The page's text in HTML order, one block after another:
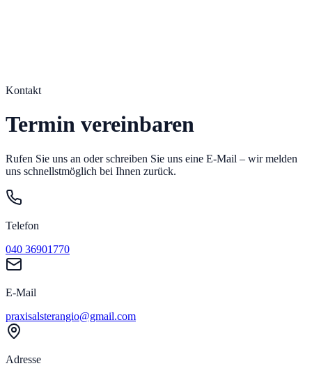
Kontakt
Termin vereinbaren
Rufen Sie uns an oder schreiben Sie uns eine E-Mail – wir melden
uns schnellstmöglich bei Ihnen zurück.
Telefon
040 36901770
E-Mail
praxisalsterangio@gmail.com
Adresse